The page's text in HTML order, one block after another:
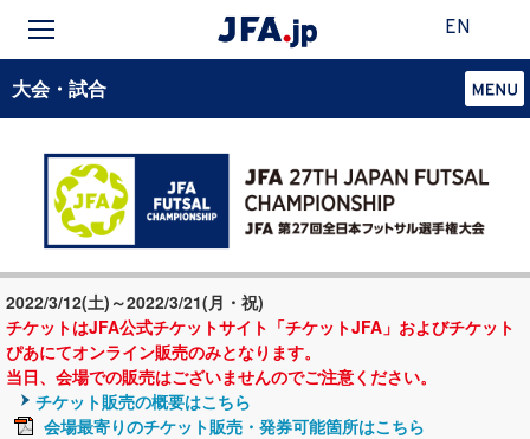
EN
大会・試合
2022/3/12(土)～2022/3/21(月・祝)
チケットはJFA公式チケットサイト「チケットJFA」およびチケット
ぴあにてオンライン販売のみとなります。
当日、会場での販売はございませんのでご注意ください。
チケット販売の概要はこちら
会場最寄りのチケット販売・発券可能箇所はこちら